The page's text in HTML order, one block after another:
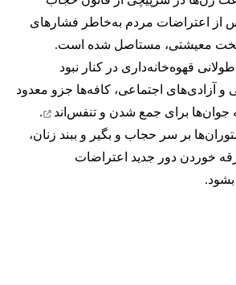
از اعتراضات مردم به‌خاطر فشارهای
معیشتی، مستاصل شده است.
قهوه‌‌خانه‌داری در کنار نبود
و آزادی‌های اجتماعی، کافه‌ها جزو معدود
جوان‌ها برای جمع شدن و تنفس‌اند
.
بر سر حجاب و بگیر و ببند زنان،
خوردن دور جدید اعتراضات